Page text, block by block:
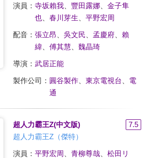
演員： 寺坂賴我、 豐田露娜、 金子隼
也、 春川芽生 平野宏周
配音： 張立昂 吳文民 孟慶府、 賴
緯、 傅其慧、 魏晶琦
導演： 武居正能
製作公司： 圓谷製作、 東京電視台
電
通
超人力霸王Z(中文版)
7.5
超人力霸王Z（傑特）
演員： 平野宏周 青柳尊哉、 松田リ